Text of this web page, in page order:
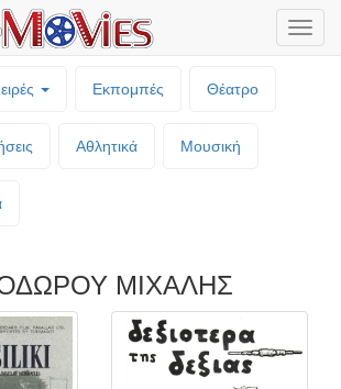
Εκπομπές Θέατρο
Αθλητικά Μουσική
ΜΙΧΑΛΗΣ